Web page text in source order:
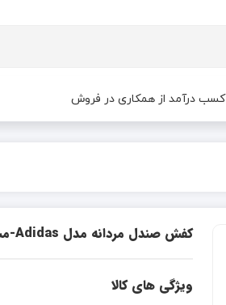
کسب درآمد از همکاری در فروش
کفش صندل مردانه مدل Adidas-مشکی
ویژگی های کالا